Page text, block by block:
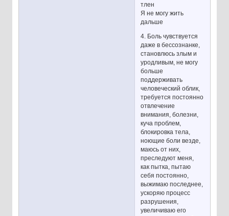
тлен
Я не могу жить
дальше
4. Боль чувствуется
даже в бессознанке,
становлюсь злым и
уродливым, не могу
больше
поддерживать
человеческий облик,
требуется постоянно
отвлечение
внимания, болезни,
куча проблем,
блокировка тела,
ноющие боли везде,
маюсь от них,
преследуют меня,
как пытка, пытаю
себя постоянно,
выжимаю последнее,
ускоряю процесс
разрушения,
увеличиваю его